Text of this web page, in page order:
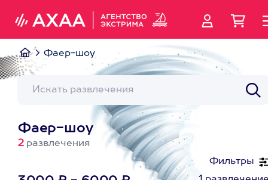
Фаер-шоу
Фаер-шоу
2 развлечения
Фильтры